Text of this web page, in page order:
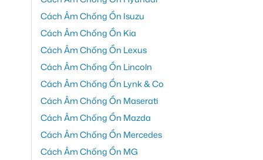
Cách Âm Chống Ồn Isuzu
Cách Âm Chống Ồn Kia
Cách Âm Chống Ồn Lexus
Cách Âm Chống Ồn Lincoln
Cách Âm Chống Ồn Lynk & Co
Cách Âm Chống Ồn Maserati
Cách Âm Chống Ồn Mazda
Cách Âm Chống Ồn Mercedes
Cách Âm Chống Ồn MG